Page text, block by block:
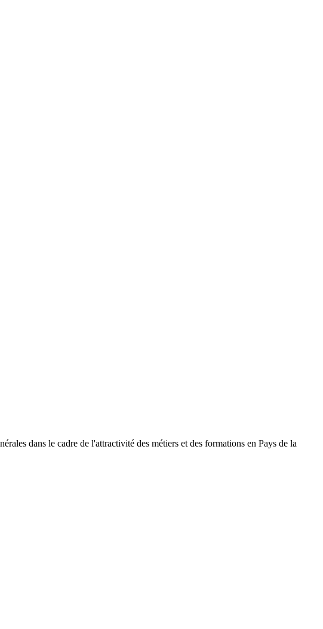
dans le cadre de l'attractivité des métiers et des formations en Pays de la